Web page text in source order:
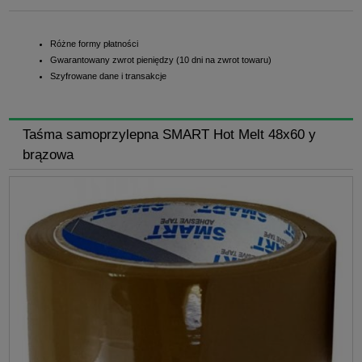
Różne formy płatności
Gwarantowany zwrot pieniędzy (10 dni na zwrot towaru)
Szyfrowane dane i transakcje
Taśma samoprzylepna SMART Hot Melt 48x60 y
brązowa